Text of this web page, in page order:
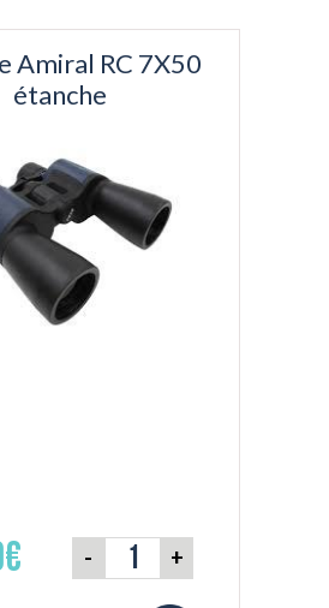
Amiral RC 7X50
étanche
- +